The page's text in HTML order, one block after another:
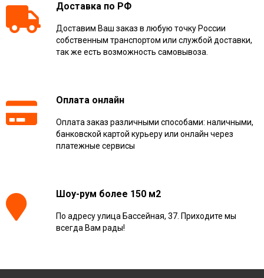
Доставка по РФ
Доставим Ваш заказ в любую точку России
собственным транспортом или службой доставки,
так же есть возможность самовывоза.
Оплата онлайн
Оплата заказ различными способами: наличными,
банковской картой курьеру или онлайн через
платежные сервисы
Шоу-рум более 150 м2
По адресу улица Бассейная, 37. Приходите мы
всегда Вам рады!